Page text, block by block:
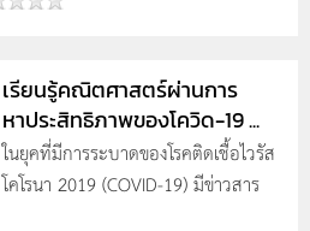
เรียนรู้คณิตศาสตร์ผ่านการ
หาประสิทธิภาพของโควิด-19 ...
ในยุคที่มีการระบาดของโรคติดเชื้อไวรัส
โคโรนา 2019 (COVID-19) มีข่าวสาร